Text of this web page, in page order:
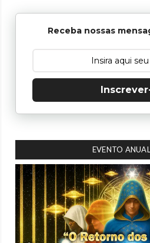
Receba nossas
EVENTO